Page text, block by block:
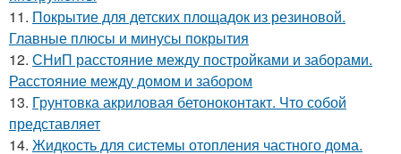
11. Покрытие для детских площадок из резиновой.
Главные плюсы и минусы покрытия
12. СНиП расстояние между постройками и заборами.
Расстояние между домом и забором
13. Грунтовка акриловая бетоноконтакт. Что собой
представляет
14. Жидкость для системы отопления частного дома.